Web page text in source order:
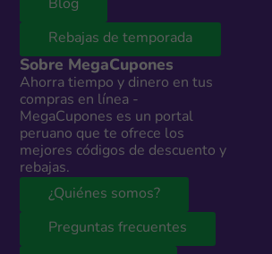
Blog
Rebajas de temporada
Sobre MegaCupones
Ahorra tiempo y dinero en tus
compras en línea -
MegaCupones es un portal
peruano que te ofrece los
mejores códigos de descuento y
rebajas.
¿Quiénes somos?
Preguntas frecuentes